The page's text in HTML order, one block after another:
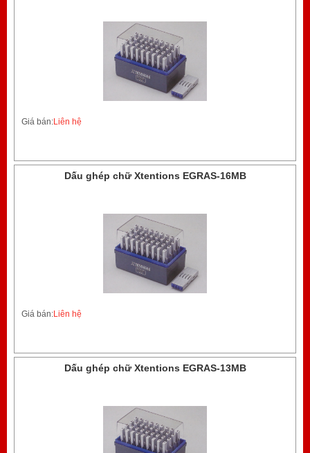
Giá bán:Liên hệ
Dấu ghép chữ Xtentions EGRAS-16MB
Giá bán:Liên hệ
Dấu ghép chữ Xtentions EGRAS-13MB